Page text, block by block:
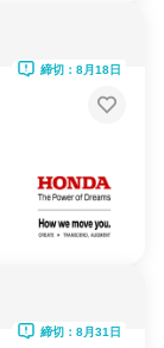
締切：8月18日
締切：8月31日